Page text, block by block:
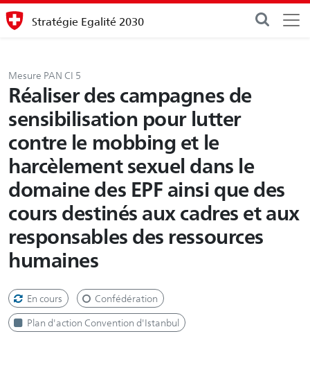
Stratégie Egalité 2030
Mesure PAN CI 5
Réaliser des campagnes de
sensibilisation pour lutter
contre le mobbing et le
harcèlement sexuel dans le
domaine des EPF ainsi que des
cours destinés aux cadres et aux
responsables des ressources
humaines
En cours Confédération
Plan d'action Convention d'Istanbul